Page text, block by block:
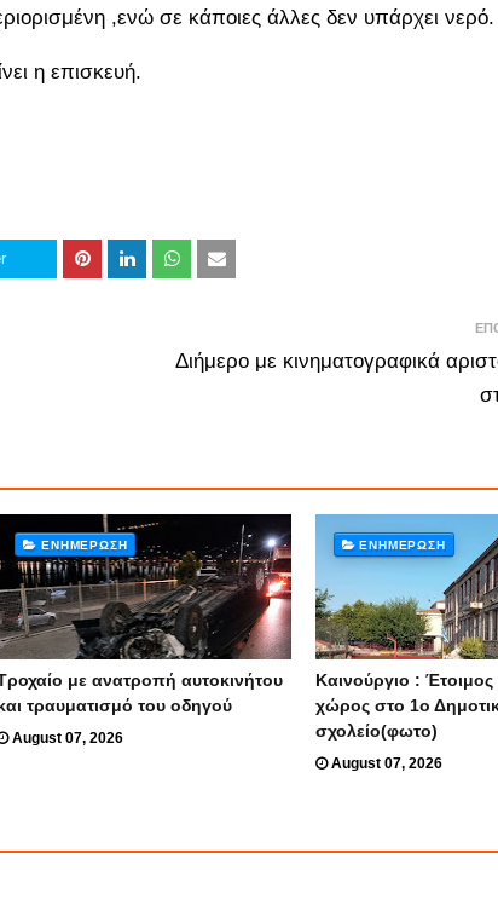
,ενώ σε κάποιες άλλες δεν υπάρχει νερό.
η επισκευή.
Διήμερο με κινηματογραφικά
ΕΝΗΜΈΡΩΣΗ
με ανατροπή αυτοκινήτου
τραυματισμό του οδηγού
August 07, 2026
ΕΝΗΜΈΡΩΣΗ
Καινούργιο : Έτοιμος
χώρος στο 1ο
σχολείο(φωτο)
August 07, 2026